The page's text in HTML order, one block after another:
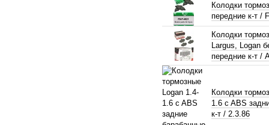
Колодки
передние к-т /
Колодки
Largus, Logan
передние к-т /
Колодки
1.6 c ABS
к-т / 2.3.86